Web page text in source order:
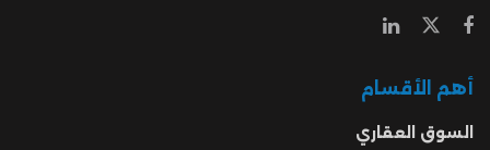
أهم الأقسام
السوق العقاري